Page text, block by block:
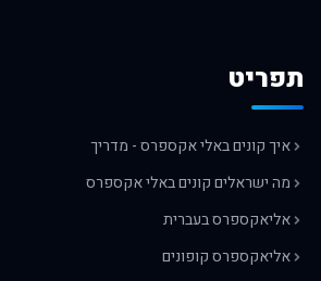
תפריט
איך קונים באלי אקספרס - מדריך
מה ישראלים קונים באלי אקספרס
אליאקספרס בעברית
אליאקספרס קופונים